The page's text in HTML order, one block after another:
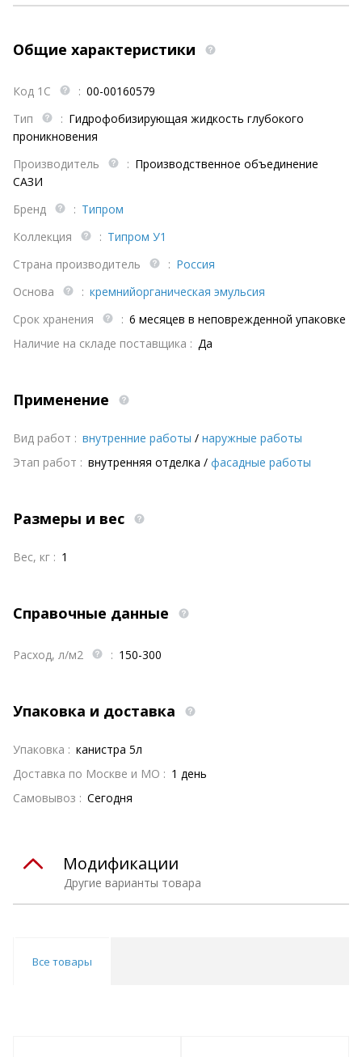
Общие характеристики
Код 1С : 00-00160579
Тип
: Гидрофобизирующая жидкость глубокого
проникновения
Производитель
: Производственное объединение
САЗИ
Бренд
: Типром
Коллекция
: Типром У1
Страна производитель
: Россия
Основа
: кремнийорганическая эмульсия
Срок хранения
: 6 месяцев в неповрежденной упаковке
Наличие на складе поставщика : Да
Применение
Вид работ : внутренние работы / наружные работы
Этап работ : внутренняя отделка / фасадные работы
Размеры и вес
Вес, кг : 1
Справочные данные
Расход, л/м2 : 150-300
Упаковка и доставка
Упаковка : канистра 5л
Доставка по Москве и МО : 1 день
Самовывоз : Сегодня
Другие варианты товара
Модификации
Все товары